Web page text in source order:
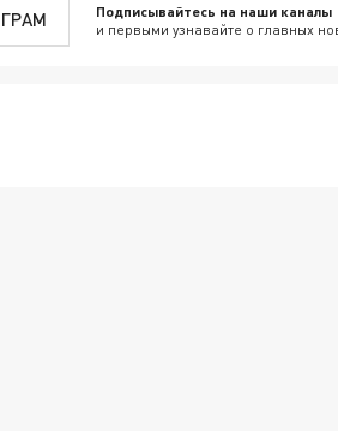
Подписывайтесь на наши каналы
и первыми узнавайте о главных